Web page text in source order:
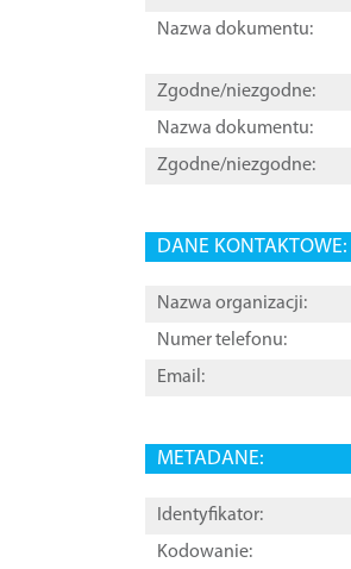
Nazwa dokumentu:
Zgodne/niezgodne:
Nazwa dokumentu:
Zgodne/niezgodne:
DANE KONTAKTOWE:
Nazwa organizacji:
Numer telefonu:
Email:
METADANE:
Identyfikator:
Kodowanie: